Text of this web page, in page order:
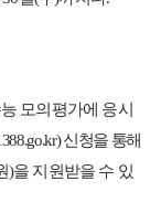
모의평가에 응시
신청을 통해
)을 지원받을 수 있